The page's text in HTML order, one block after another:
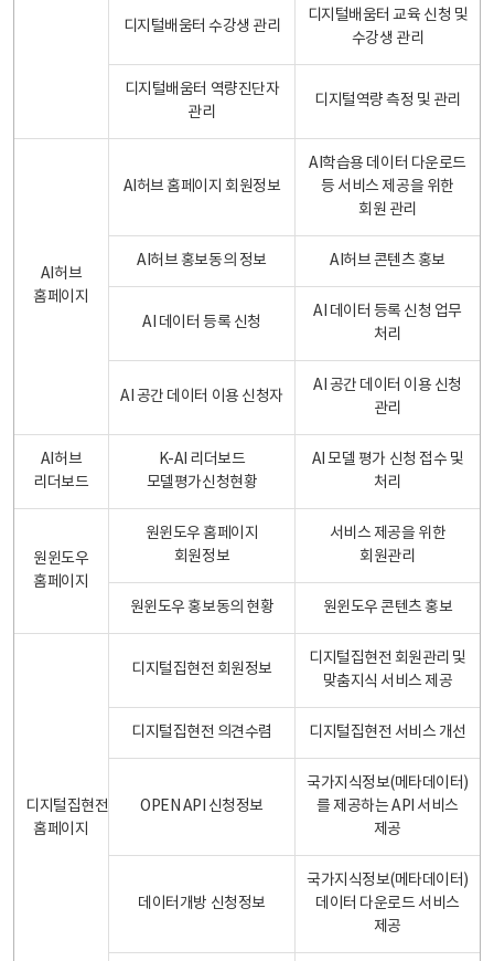
디지털배움터 수강생 관리
디지털배움터 교육 신청 및
수강생 관리
디지털배움터 역량진단자
관리
디지털역량 측정 및 관리
AI허브
홈페이지
AI허브 홈페이지 회원정보
AI학습용 데이터 다운로드
등 서비스 제공을 위한
회원 관리
AI허브 홍보동의 정보 AI허브 콘텐츠 홍보
AI 데이터 등록 신청
AI 데이터 등록 신청 업무
처리
AI 공간 데이터 이용 신청자
AI 공간 데이터 이용 신청
관리
AI허브
리더보드
K-AI 리더보드
모델평가신청현황
AI 모델 평가 신청 접수 및
처리
원윈도우
홈페이지
원윈도우 홈페이지
회원정보
서비스 제공을 위한
회원관리
원윈도우 홍보동의 현황 원윈도우 콘텐츠 홍보
디지털집현전
홈페이지
디지털집현전 회원정보
디지털집현전 회원관리 및
맞춤지식 서비스 제공
디지털집현전 의견수렴 디지털집현전 서비스 개선
OPEN API 신청정보
국가지식정보(메타데이터)
를 제공하는 API 서비스
제공
데이터개방 신청정보
국가지식정보(메타데이터)
데이터 다운로드 서비스
제공